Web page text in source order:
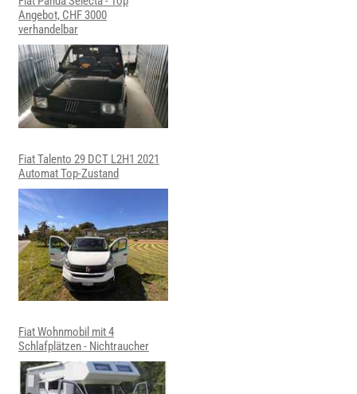
Angebot, CHF 3000
verhandelbar
Fiat Talento 29 DCT L2H1 2021
Automat Top-Zustand
Fiat Wohnmobil mit 4
Schlafplätzen - Nichtraucher